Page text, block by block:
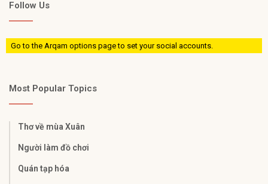
Follow Us
Go to the Arqam options page to set your social accounts.
Most Popular Topics
Thơ về mùa Xuân
Người làm đồ chơi
Quán tạp hóa